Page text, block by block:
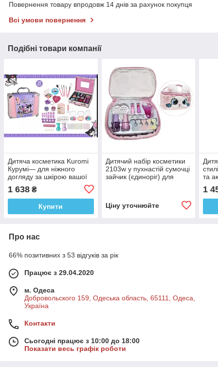
Повернення товару впродовж 14 днів за рахунок покупця
Всі умови повернення
Подібні товари компанії
Дитяча косметика Kuromi
Курумі— для ніжного
догляду за шкірою вашої
косметичці
1 638 ₴
Купити
Дитячий набір косметики
2103w у пухнастій сумочці
зайчик (єдиноріг) для
Ціну уточнюйте
та
1
Про нас
66% позитивних з 53 відгуків за рік
Працює з 29.04.2020
м. Одеса
Добровольского 159, Одеська область, 65111, Одеса,
Україна
Контакти
Сьогодні працює з 10:00 до 18:00
Показати весь графік роботи